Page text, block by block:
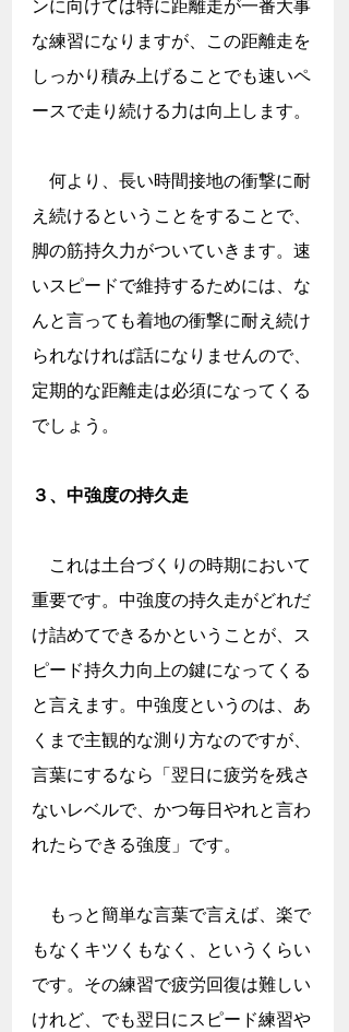
ンに向けては特に距離走が一番大事
な練習になりますが、この距離走を
しっかり積み上げることでも速いペ
ースで走り続ける力は向上します。
何より、長い時間接地の衝撃に耐
え続けるということをすることで、
脚の筋持久力がついていきます。速
いスピードで維持するためには、な
んと言っても着地の衝撃に耐え続け
られなければ話になりませんので、
定期的な距離走は必須になってくる
でしょう。
３、中強度の持久走
これは土台づくりの時期において
重要です。中強度の持久走がどれだ
け詰めてできるかということが、ス
ピード持久力向上の鍵になってくる
と言えます。中強度というのは、あ
くまで主観的な測り方なのですが、
言葉にするなら「翌日に疲労を残さ
ないレベルで、かつ毎日やれと言わ
れたらできる強度」です。
もっと簡単な言葉で言えば、楽で
もなくキツくもなく、というくらい
です。その練習で疲労回復は難しい
けれど、でも翌日にスピード練習や